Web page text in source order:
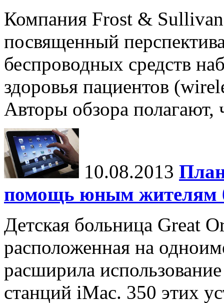
Компания Frost &
посвященный
беспроводных средств
здоровья пациентов
Авторы обзора полагают,
10.08.2013
помощь юным жителям
Детская больница Great
расположенная на
расширила
станций iMac. 350 этих